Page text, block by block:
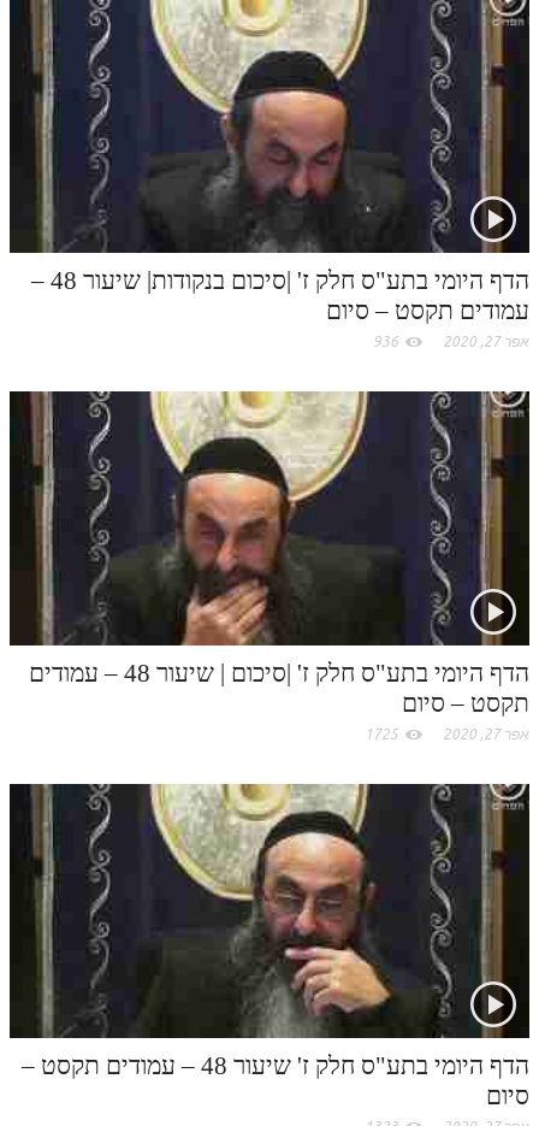
t
o
הדף היומי בתע"ס חלק ז' |סיכום בנקודות| שיעור 48 –
עמודים תקסט – סיום
אפר 27, 2020 936
הדף היומי בתע"ס חלק ז' |סיכום | שיעור 48 – עמודים
תקסט – סיום
אפר 27, 2020 1725
הדף היומי בתע"ס חלק ז' שיעור 48 – עמודים תקסט –
סיום